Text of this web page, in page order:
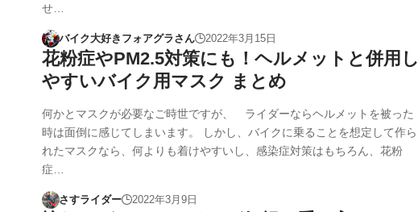
せ…
バイク大好きフォアグラさん 2022年3月15日
花粉症やPM2.5対策にも！ヘルメットと併用し
やすいバイク用マスク まとめ
何かとマスクが必要なご時世ですが、 ライダーならヘルメットを被った
時は面倒に感じてしまいます。 しかし、バイクに乗ることを想定して作ら
れたマスクなら、何よりも着けやすいし、感染症対策はもちろん、花粉
症…
さすライダー 2022年3月9日